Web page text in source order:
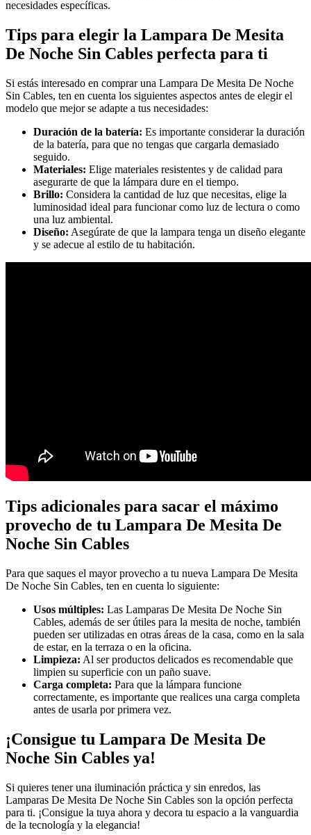
necesidades específicas.
Tips para elegir la Lampara De Mesita
De Noche Sin Cables perfecta para ti
Si estás interesado en comprar una Lampara De Mesita De Noche
Sin Cables, ten en cuenta los siguientes aspectos antes de elegir el
modelo que mejor se adapte a tus necesidades:
Duración de la batería: Es importante considerar la duración
de la batería, para que no tengas que cargarla demasiado
seguido.
Materiales: Elige materiales resistentes y de calidad para
asegurarte de que la lámpara dure en el tiempo.
Brillo: Considera la cantidad de luz que necesitas, elige la
luminosidad ideal para funcionar como luz de lectura o como
una luz ambiental.
Diseño: Asegúrate de que la lampara tenga un diseño elegante
y se adecue al estilo de tu habitación.
Tips adicionales para sacar el máximo
provecho de tu Lampara De Mesita De
Noche Sin Cables
Para que saques el mayor provecho a tu nueva Lampara De Mesita
De Noche Sin Cables, ten en cuenta lo siguiente:
Usos múltiples: Las Lamparas De Mesita De Noche Sin
Cables, además de ser útiles para la mesita de noche, también
pueden ser utilizadas en otras áreas de la casa, como en la sala
de estar, en la terraza o en la oficina.
Limpieza: Al ser productos delicados es recomendable que
limpien su superficie con un paño suave.
Carga completa: Para que la lámpara funcione
correctamente, es importante que realices una carga completa
antes de usarla por primera vez.
¡Consigue tu Lampara De Mesita De
Noche Sin Cables ya!
Si quieres tener una iluminación práctica y sin enredos, las
Lamparas De Mesita De Noche Sin Cables son la opción perfecta
para ti. ¡Consigue la tuya ahora y decora tu espacio a la vanguardia
de la tecnología y la elegancia!